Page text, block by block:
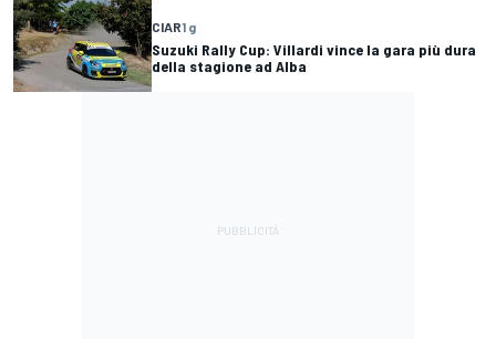
CIAR1 g
Suzuki Rally Cup: Villardi vince la gara più dura
della stagione ad Alba